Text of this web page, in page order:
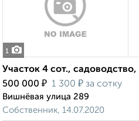
1
Участок 4 сот., садоводство,
500 000 ₽ 1 300 ₽ за сотку
Вишнёвая улица 289
Собственник, 14.07.2020